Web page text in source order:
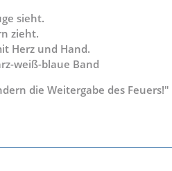
sieht.
zieht.
Herz und Hand.
weiß-blaue Band
die Weitergabe des Feuers!"